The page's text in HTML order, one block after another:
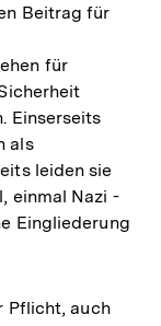
Beitrag für
für
Einserseits
als
leiden sie
einmal Nazi -
Eingliederung
Pflicht, auch